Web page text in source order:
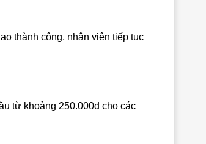
thành công, nhân viên tiếp tục
từ khoảng 250.000đ cho các